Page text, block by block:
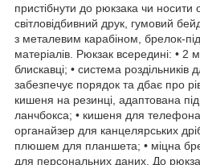
пристібнути до рюкзака чи носити
світловідбивний друк, гумовий
з металевим карабіном, брелок-
матеріалів. Рюкзак всередині: • 2
блискавці; • система роздільників
забезпечує порядок та дбає про
кишеня на резинці, адаптована
ланчбокса; • кишеня для
органайзер для канцелярських
плюшем для планшета; • міцна
для персональних даних. До